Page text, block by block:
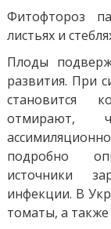
Фитофтороз
листьях и
Плоды
развития. При
становится
отмирают,
подробно
источники
инфекции. В
томаты, а также